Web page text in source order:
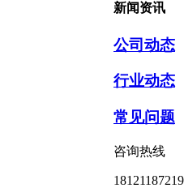
新闻资讯
公司动态
行业动态
常见问题
咨询热线
18121187219